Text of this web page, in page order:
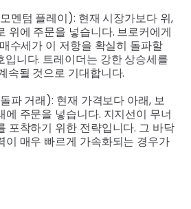
멘텀 플레이): 현재 시장가보다 위,
위에 주문을 넣습니다. 브로커에게
수세가 이 저항을 확실히 돌파할
니다. 트레이더는 강한 상승세를
속될 것으로 기대합니다.
파 거래): 현재 가격보다 아래, 보
에 주문을 넣습니다. 지지선이 무너
포착하기 위한 전략입니다. 그 바닥
이 매우 빠르게 가속화되는 경우가